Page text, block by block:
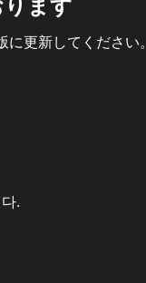
ます
更新してください。
.